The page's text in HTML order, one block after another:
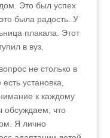
Это был успех
была радость. У
плакала. Этот
в вуз.
не столько в
установка,
к каждому
обсуждаем, что
Я лично